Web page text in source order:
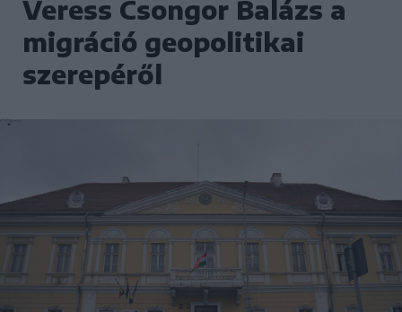
Veress Csongor Balázs a
migráció geopolitikai
szerepéről